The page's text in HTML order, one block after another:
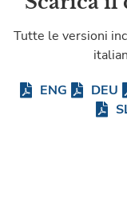
Tutte le versioni
ENG
DEU